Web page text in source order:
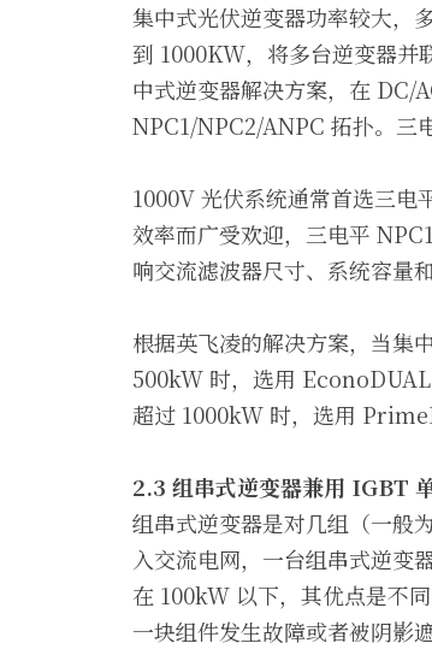
集中式光伏逆变器功率较大，
到 1000KW，将多台逆变器并
中式逆变器解决方案，在 DC/
NPC1/NPC2/ANPC 拓扑。三
1000V 光伏系统通常首选三电
效率而广受欢迎，三电平
响交流滤波器尺寸、系统容量
根据英飞凌的解决方案，当集
500kW 时，选用
超过 1000kW 时，选用
2.3 组串式逆变器兼用 IGBT
组串式逆变器是对几组（一般
入交流电网，一台组串式逆变
在 100kW 以下，其优点是不
一块组件发生故障或者被阴影